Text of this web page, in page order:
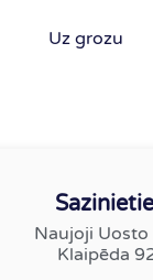
Uz grozu
Naujoji Uosto
Klaipēda